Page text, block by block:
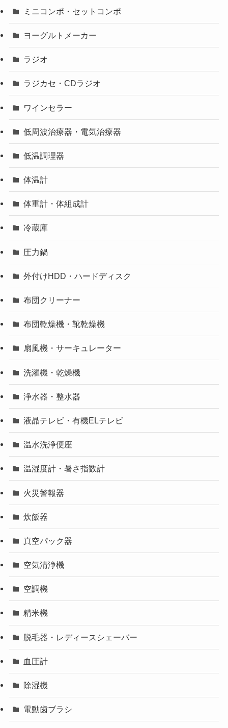
ミニコンポ・セットコンポ
ヨーグルトメーカー
ラジオ
ラジカセ・CDラジオ
ワインセラー
低周波治療器・電気治療器
低温調理器
体温計
体重計・体組成計
冷蔵庫
圧力鍋
外付けHDD・ハードディスク
布団クリーナー
布団乾燥機・靴乾燥機
扇風機・サーキュレーター
洗濯機・乾燥機
浄水器・整水器
液晶テレビ・有機ELテレビ
温水洗浄便座
温湿度計・暑さ指数計
火災警報器
炊飯器
真空パック器
空気清浄機
空調機
精米機
脱毛器・レディースシェーバー
血圧計
除湿機
電動歯ブラシ